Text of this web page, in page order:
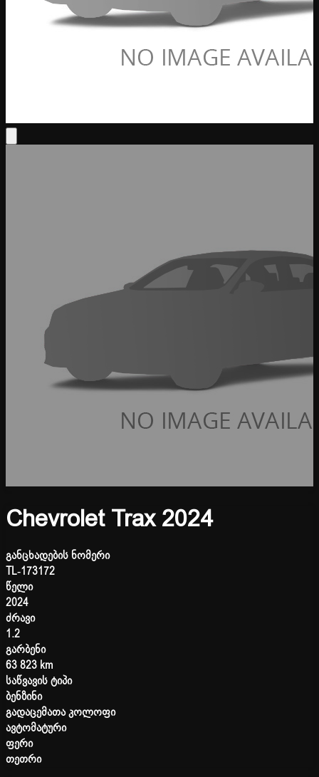
Chevrolet Trax 2024
განცხადების ნომერი
TL-173172
წელი
2024
ძრავი
1.2
გარბენი
63 823 km
საწვავის ტიპი
ბენზინი
გადაცემათა კოლოფი
ავტომატური
ფერი
თეთრი